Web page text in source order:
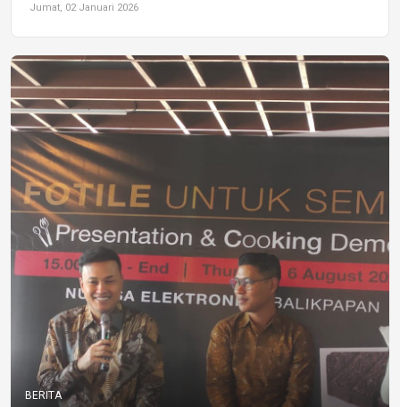
Jumat, 02 Januari 2026
BERITA